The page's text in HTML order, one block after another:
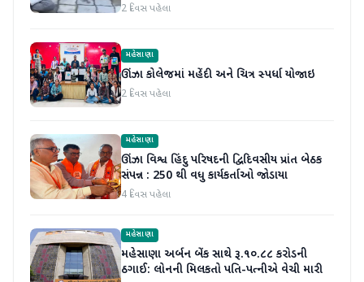
2 દિવસ પહેલા
મહેસાણા
ઊંઝા કોલેજમાં મહેંદી અને ચિત્ર સ્પર્ધા યોજાઇ
2 દિવસ પહેલા
મહેસાણા
ઊંઝા વિશ્વ હિંદુ પરિષદની દ્વિદિવસીય પ્રાંત બેઠક
સંપન્ન : 250 થી વધુ કાર્યકર્તાઓ જોડાયા
4 દિવસ પહેલા
મહેસાણા
મહેસાણા અર્બન બેંક સાથે રૂ.૧૦.૮૮ કરોડની
ઠગાઈ: લોનની મિલકતો પતિ-પત્નીએ વેચી મારી